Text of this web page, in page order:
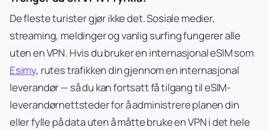
De fleste turister gjør ikke det. Sosiale medier,
streaming, meldinger og vanlig surfing fungerer alle
uten en VPN. Hvis du bruker en internasjonal eSIM som
Esimy, rutes trafikken din gjennom en internasjonal
leverandør — så du kan fortsatt få tilgang til eSIM-
leverandørnettsteder for å administrere planen din
eller fylle på data uten å måtte bruke en VPN i det hele